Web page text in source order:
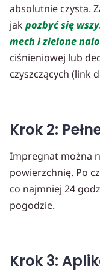
absolutnie czysta.
jak pozbyć się
mech i zielone
ciśnieniowej lub
czyszczących (link
Krok 2:
Impregnat można
powierzchnię. Po
co najmniej 24
pogodzie.
Krok 3: